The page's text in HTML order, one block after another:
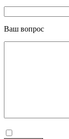
Ваш вопрос